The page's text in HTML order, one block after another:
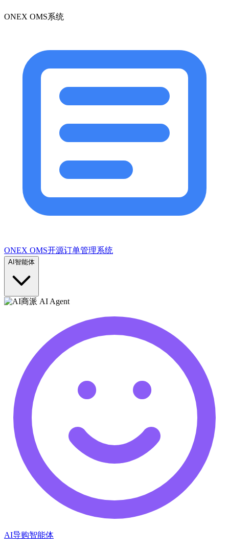
ONEX OMS系统
ONEX OMS开源订单管理系统
AI智能体
商派 AI Agent
AI导购智能体